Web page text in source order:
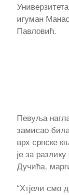
игуман
Павловић.
Певуља
замисао
врх српске
је за
Дучића,
“Хтјели смо